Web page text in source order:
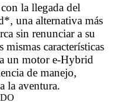
la llegada del
una alternativa más
sin renunciar a su
mismas características
un motor e-Hybrid
de manejo,
la aventura.